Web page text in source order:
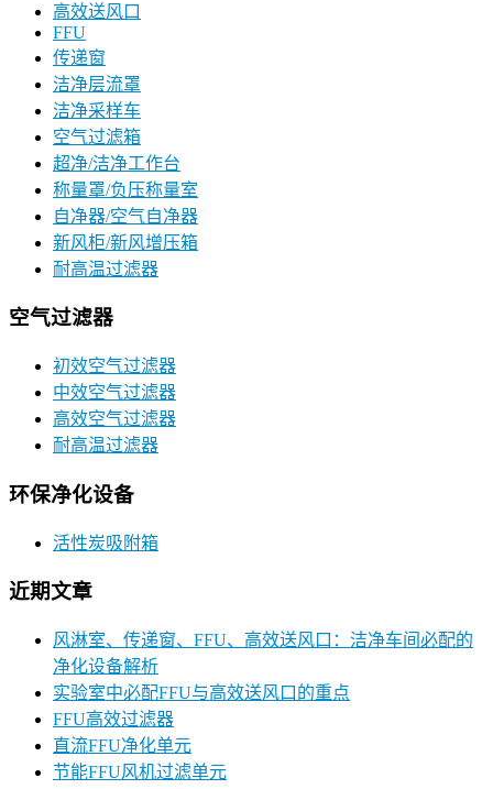
高效送风口
FFU
传递窗
洁净层流罩
洁净采样车
空气过滤箱
超净/洁净工作台
称量罩/负压称量室
自净器/空气自净器
新风柜/新风增压箱
耐高温过滤器
空气过滤器
初效空气过滤器
中效空气过滤器
高效空气过滤器
耐高温过滤器
环保净化设备
活性炭吸附箱
近期文章
风淋室、传递窗、FFU、高效送风口：洁净车间必配的
净化设备解析
实验室中必配FFU与高效送风口的重点
FFU高效过滤器
直流FFU净化单元
节能FFU风机过滤单元